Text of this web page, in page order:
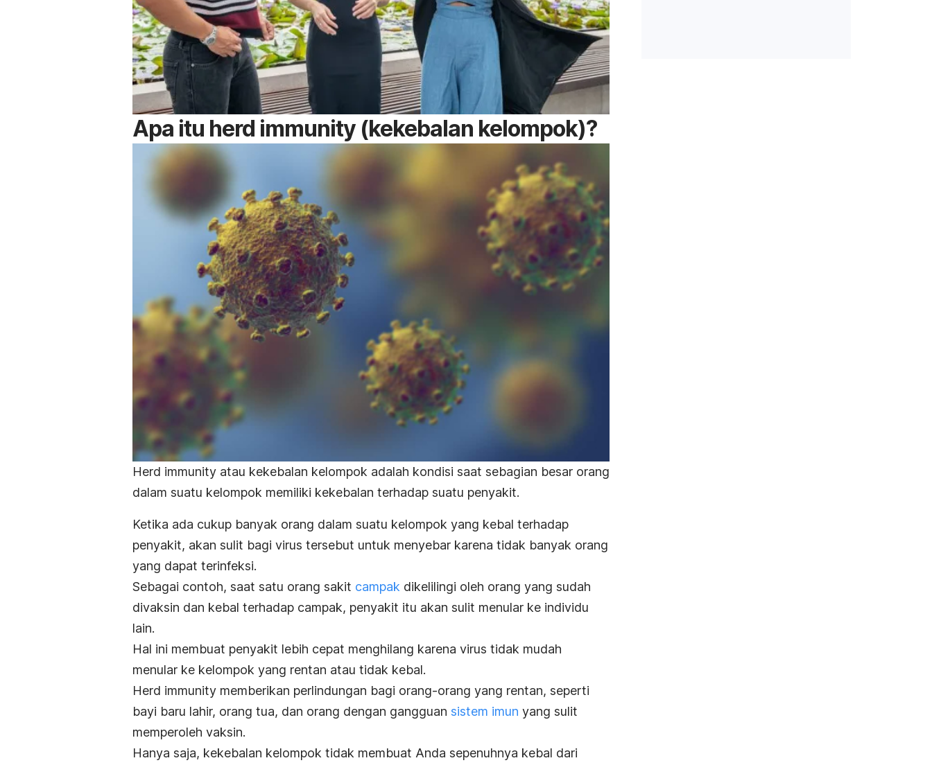
Apa itu herd immunity (kekebalan kelompok)?
Herd immunity atau kekebalan kelompok adalah kondisi saat sebagian besar orang
dalam suatu kelompok memiliki kekebalan terhadap suatu penyakit.
Ketika ada cukup banyak orang dalam suatu kelompok yang kebal terhadap
penyakit, akan sulit bagi virus tersebut untuk menyebar karena tidak banyak orang
yang dapat terinfeksi.
Sebagai contoh, saat satu orang sakit campak dikelilingi oleh orang yang sudah
divaksin dan kebal terhadap campak, penyakit itu akan sulit menular ke individu
lain.
Hal ini membuat penyakit lebih cepat menghilang karena virus tidak mudah
menular ke kelompok yang rentan atau tidak kebal.
Herd immunity memberikan perlindungan bagi orang-orang yang rentan, seperti
bayi baru lahir, orang tua, dan orang dengan gangguan sistem imun yang sulit
memperoleh vaksin.
Hanya saja, kekebalan kelompok tidak membuat Anda sepenuhnya kebal dari